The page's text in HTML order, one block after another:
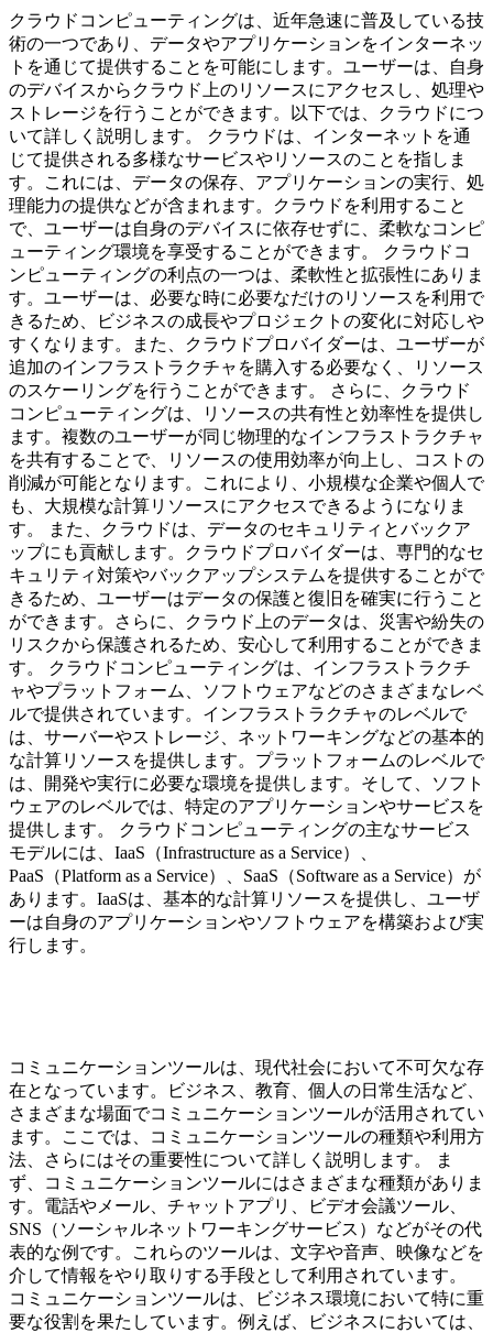
クラウドコンピューティングは、近年急速に普及している技
術の一つであり、データやアプリケーションをインターネッ
トを通じて提供することを可能にします。ユーザーは、自身
のデバイスからクラウド上のリソースにアクセスし、処理や
ストレージを行うことができます。以下では、クラウドにつ
いて詳しく説明します。 クラウドは、インターネットを通
じて提供される多様なサービスやリソースのことを指しま
す。これには、データの保存、アプリケーションの実行、処
理能力の提供などが含まれます。クラウドを利用すること
で、ユーザーは自身のデバイスに依存せずに、柔軟なコンピ
ューティング環境を享受することができます。 クラウドコ
ンピューティングの利点の一つは、柔軟性と拡張性にありま
す。ユーザーは、必要な時に必要なだけのリソースを利用で
きるため、ビジネスの成長やプロジェクトの変化に対応しや
すくなります。また、クラウドプロバイダーは、ユーザーが
追加のインフラストラクチャを購入する必要なく、リソース
のスケーリングを行うことができます。 さらに、クラウド
コンピューティングは、リソースの共有性と効率性を提供し
ます。複数のユーザーが同じ物理的なインフラストラクチャ
を共有することで、リソースの使用効率が向上し、コストの
削減が可能となります。これにより、小規模な企業や個人で
も、大規模な計算リソースにアクセスできるようになりま
す。 また、クラウドは、データのセキュリティとバックア
ップにも貢献します。クラウドプロバイダーは、専門的なセ
キュリティ対策やバックアップシステムを提供することがで
きるため、ユーザーはデータの保護と復旧を確実に行うこと
ができます。さらに、クラウド上のデータは、災害や紛失の
リスクから保護されるため、安心して利用することができま
す。 クラウドコンピューティングは、インフラストラクチ
ャやプラットフォーム、ソフトウェアなどのさまざまなレベ
ルで提供されています。インフラストラクチャのレベルで
は、サーバーやストレージ、ネットワーキングなどの基本的
な計算リソースを提供します。プラットフォームのレベルで
は、開発や実行に必要な環境を提供します。そして、ソフト
ウェアのレベルでは、特定のアプリケーションやサービスを
提供します。 クラウドコンピューティングの主なサービス
モデルには、IaaS（Infrastructure as a Service）、
PaaS（Platform as a Service）、SaaS（Software as a Service）が
あります。IaaSは、基本的な計算リソースを提供し、ユーザ
ーは自身のアプリケーションやソフトウェアを構築および実
行します。
コミュニケーションツールは、現代社会において不可欠な存
在となっています。ビジネス、教育、個人の日常生活など、
さまざまな場面でコミュニケーションツールが活用されてい
ます。ここでは、コミュニケーションツールの種類や利用方
法、さらにはその重要性について詳しく説明します。 ま
ず、コミュニケーションツールにはさまざまな種類がありま
す。電話やメール、チャットアプリ、ビデオ会議ツール、
SNS（ソーシャルネットワーキングサービス）などがその代
表的な例です。これらのツールは、文字や音声、映像などを
介して情報をやり取りする手段として利用されています。
コミュニケーションツールは、ビジネス環境において特に重
要な役割を果たしています。例えば、ビジネスにおいては、